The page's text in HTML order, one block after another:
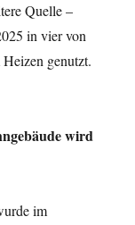
Quelle –
in vier von
genutzt.
wird
im